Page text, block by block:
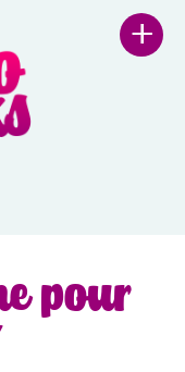
pour
+